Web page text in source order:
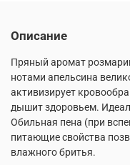
Описание
Пряный аромат
нотами апельсина
активизирует
дышит здоровьем.
Обильная пена (при
питающие свойства
влажного бритья.